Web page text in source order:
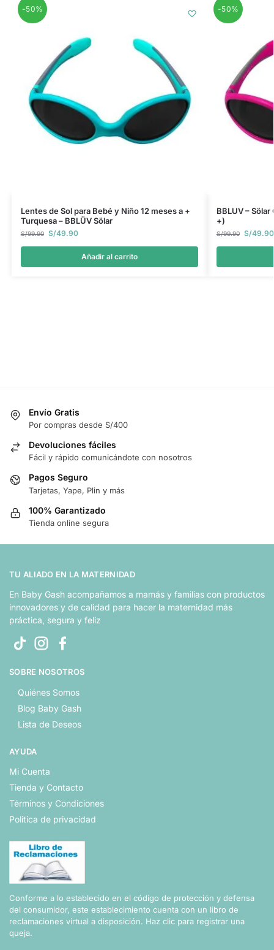
-50%
Lentes de Sol para Bebé y Niño 12 meses a +
Turquesa – BBLÜV Sölar
S/99.90 S/49.90
Añadir al carrito
-50%
BBLUV –
+)
S/99.90 S/49.90
Envío Gratis
Por compras desde S/400
Devoluciones fáciles
Fácil y rápido comunicándote con nosotros
Pagos Seguro
Tarjetas, Yape, Plin y más
100% Garantizado
Tienda online segura
TU ALIADO EN LA MATERNIDAD
En Baby Gash acompañamos a mamás y familias con productos
innovadores y de calidad para hacer la maternidad más
práctica, segura y feliz
SOBRE NOSOTROS
Quiénes Somos
Blog Baby Gash
Lista de Deseos
AYUDA
Mi Cuenta
Tienda y Contacto
Términos y Condiciones
Politica de privacidad
Conforme a lo establecido en el código de protección y defensa
del consumidor, este establecimiento cuenta con un libro de
reclamaciones virtual a disposición. Haz clic para registrar una
queja.